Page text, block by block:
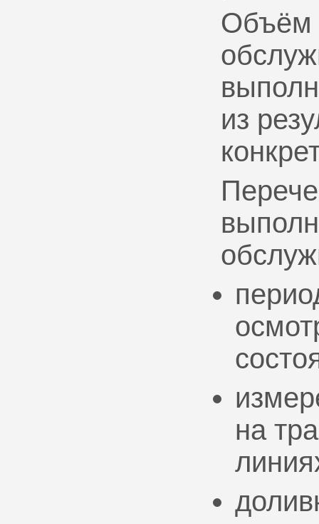
Объём
из
на